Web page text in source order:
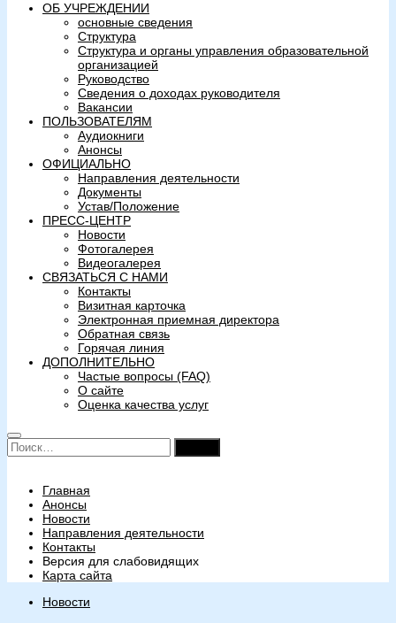
ОБ УЧРЕЖДЕНИИ
основные сведения
Структура
Структура и органы управления образовательной
организацией
Руководство
Сведения о доходах руководителя
Вакансии
ПОЛЬЗОВАТЕЛЯМ
Аудиокниги
Анонсы
ОФИЦИАЛЬНО
Направления деятельности
Документы
Устав/Положение
ПРЕСС-ЦЕНТР
Новости
Фотогалерея
Видеогалерея
СВЯЗАТЬСЯ С НАМИ
Контакты
Визитная карточка
Электронная приемная директора
Обратная связь
Горячая линия
ДОПОЛНИТЕЛЬНО
Частые вопросы (FAQ)
О сайте
Оценка качества услуг
Найти:
Главная
Анонсы
Новости
Направления деятельности
Контакты
Версия для слабовидящих
Карта сайта
Новости